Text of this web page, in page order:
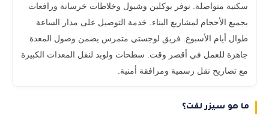
سكنية متواصلة. نوفر بوكلين وشيول وخلاطات خرسانة ورافعات
بجميع الأحجام لمشاريع البناء. خدمة التوصيل على مدار الساعة
طوال أيام الأسبوع. فريق لوجستي متمرس يضمن وصول المعدة
جاهزة للعمل في أقصر وقت. سطحات ولوبد لنقل المعدات الكبيرة
مع تصاريح نقل رسمية ومرافقة أمنية.
ما هو سيزر لفت؟